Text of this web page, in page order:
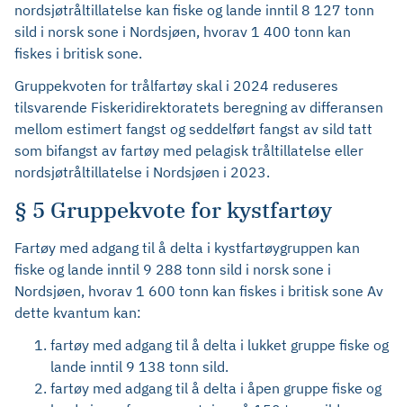
nordsjøtråltillatelse kan fiske og lande inntil 8 127 tonn
sild i norsk sone i Nordsjøen, hvorav 1 400 tonn kan
fiskes i britisk sone.
Gruppekvoten for trålfartøy skal i 2024 reduseres
tilsvarende Fiskeridirektoratets beregning av differansen
mellom estimert fangst og seddelført fangst av sild tatt
som bifangst av fartøy med pelagisk tråltillatelse eller
nordsjøtråltillatelse i Nordsjøen i 2023.
§ 5 Gruppekvote for kystfartøy
Fartøy med adgang til å delta i kystfartøygruppen kan
fiske og lande inntil 9 288 tonn sild i norsk sone i
Nordsjøen, hvorav 1 600 tonn kan fiskes i britisk sone Av
dette kvantum kan:
fartøy med adgang til å delta i lukket gruppe fiske og
lande inntil 9 138 tonn sild.
fartøy med adgang til å delta i åpen gruppe fiske og